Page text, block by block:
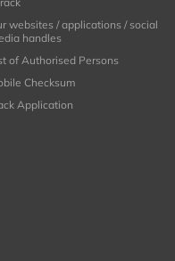
websites / applications / social
handles
of Authorised Persons
Checksum
Application